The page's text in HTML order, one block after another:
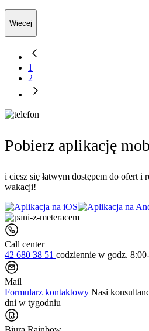
Więcej
1
2
Pobierz aplikację
i ciesz się łatwym dostępem do ofert i
wakacji!
Call center
42 680 38 51 codziennie w godz.
Mail
Formularz kontaktowy Nasi
dni w tygodniu